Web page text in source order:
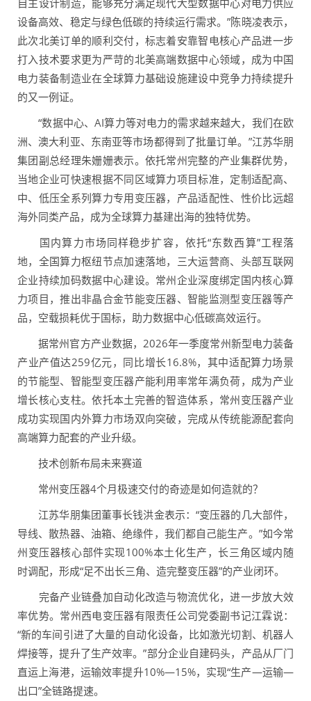
自主设计制造，能够充分满足现代大型数据中心对电力供应
设备高效、稳定与绿色低碳的持续运行需求。”陈晓凌表示，
此次北美订单的顺利交付，标志着安靠智电核心产品进一步
打入技术要求更为严苛的北美高端数据中心领域，成为中国
电力装备制造业在全球算力基础设施建设中竞争力持续提升
的又一例证。
“数据中心、AI算力等对电力的需求越来越大，我们在欧
洲、澳大利亚、东南亚等市场都得到了批量订单。”江苏华朋
集团副总经理朱姗姗表示。依托常州完整的产业集群优势，
当地企业可快速根据不同区域算力项目标准，定制适配高、
中、低压全系列算力专用变压器，产品适配性、性价比远超
海外同类产品，成为全球算力基建出海的独特优势。
国内算力市场同样稳步扩容，依托“东数西算”工程落
地，全国算力枢纽节点加速落地，三大运营商、头部互联网
企业持续加码数据中心建设。常州企业深度绑定国内核心算
力项目，推出非晶合金节能变压器、智能监测型变压器等产
品，空载损耗优于国标，助力数据中心低碳高效运行。
据常州官方产业数据，2026年一季度常州新型电力装备
产业产值达259亿元，同比增长16.8%，其中适配算力场景
的节能型、智能型变压器产能利用率常年满负荷，成为产业
增长核心支柱。依托本土完善的智造体系，常州变压器产业
成功实现国内外算力市场双向突破，完成从传统能源配套向
高端算力配套的产业升级。
技术创新布局未来赛道
常州变压器4个月极速交付的奇迹是如何造就的？
江苏华朋集团董事长钱洪金表示：“变压器的几大部件，
导线、散热器、油箱、绝缘件，我们都自己能生产。”如今常
州变压器核心部件实现100%本土化生产，长三角区域内随
时调配，形成“足不出长三角、造完整变压器”的产业闭环。
完备产业链叠加自动化改造与物流优化，进一步放大效
率优势。常州西电变压器有限责任公司党委副书记江霖说：
“新的车间引进了大量的自动化设备，比如激光切割、机器人
焊接等，提升了生产效率。”部分企业自建码头，产品从厂门
直运上海港，运输效率提升10%—15%，实现“生产—运输—
出口”全链路提速。